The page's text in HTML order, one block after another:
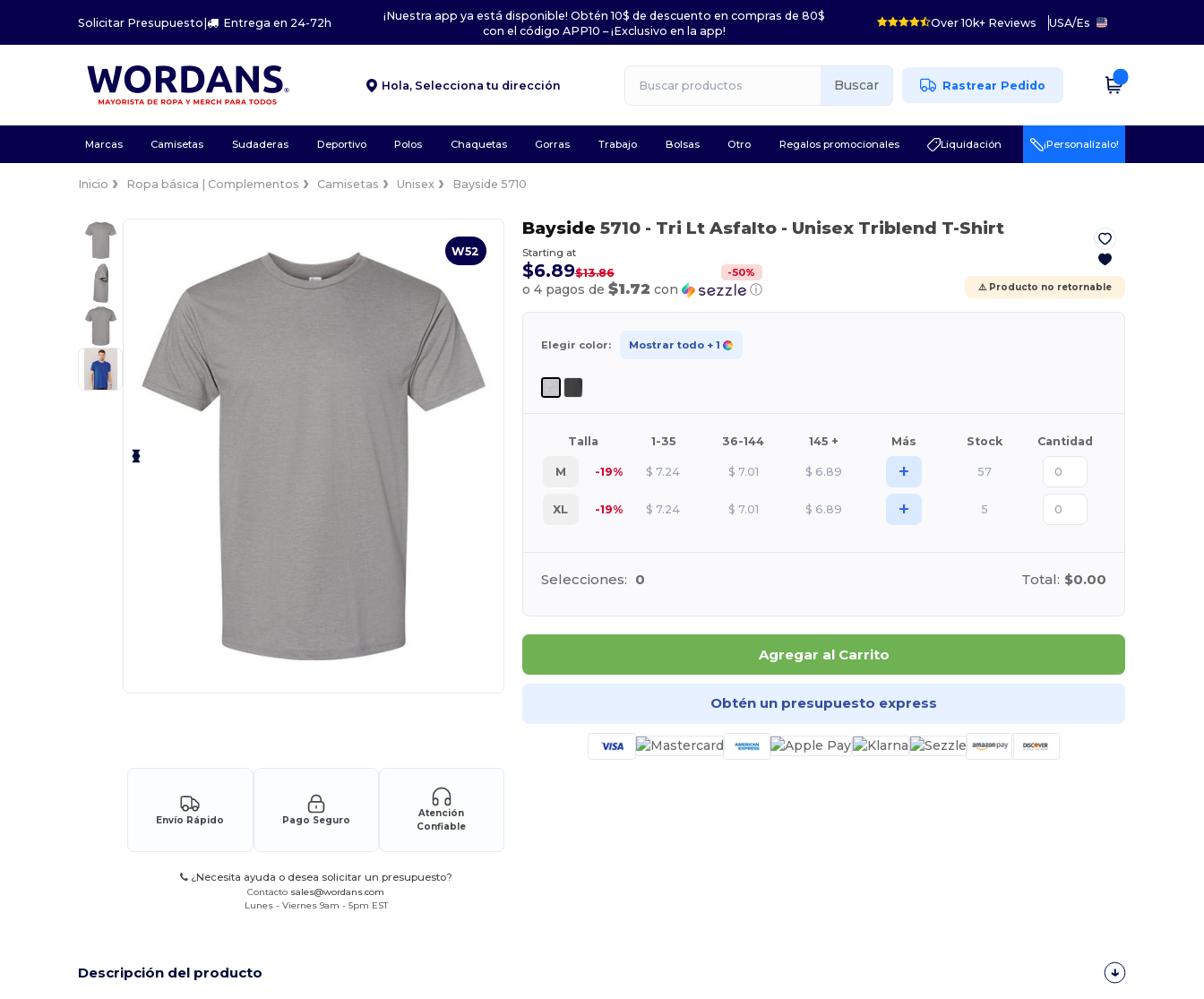
Solicitar Presupuesto| Entrega en 24-72h
¡Nuestra app ya está disponible! Obtén 10$ de descuento en compras de 80$
con el código APP10 – ¡Exclusivo en la app!
Over 10k+ Reviews USA/Es
Hola, Selecciona tu dirección Buscar Rastrear Pedido
Marcas Camisetas Sudaderas Deportivo Polos Chaquetas Gorras Trabajo Bolsas Otro Regalos promocionales Liquidación ¡Personalízalo!
Inicio Ropa básica | Complementos Camisetas Unisex Bayside 5710
W52
Envío Rápido Pago Seguro
Atención
Confiable
¿Necesita ayuda o desea solicitar un presupuesto?
Contacto sales@wordans.com
Lunes - Viernes 9am - 5pm EST
Bayside 5710 - Tri Lt Asfalto- Unisex Triblend T-Shirt
Starting at
$6.89$13.86 -50%
o 4 pagos de $1.72 con ⓘ ⚠️ Producto no retornable
Elegir color: Mostrar todo + 1
Talla 1-35 36-144 145 + Más Stock Cantidad
M -19% $ 7.24 $ 7.01 $ 6.89 + 57
XL -19% $ 7.24 $ 7.01 $ 6.89 + 5
Selecciones: 0 Total: $0.00
Agregar al Carrito
Obtén un presupuesto express
Descripción del producto